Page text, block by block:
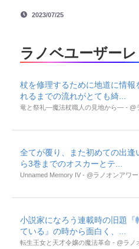
2023/07/25
ラノベユーザー
杖を修理するために地道に情報
れるまでの流れがとても綺...
竜と祭礼―魔法杖職人の見地から― - @
全てが覆り、また初めての出
ら3巻までのオスカーとテ...
Unnamed Memory IV - @ラノオンアワ
小説家になろう連載時の旧題
ている』の時から面白く、...
転生王女と天才令嬢の魔法革命 - @ラノ